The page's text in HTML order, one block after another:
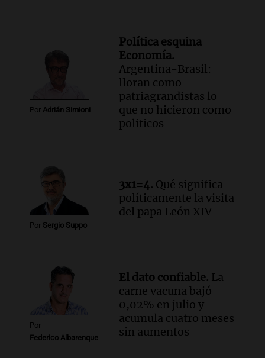
Por Adrián Simioni
Política esquina
Economía.
Argentina-Brasil:
lloran como
patriagrandistas lo
que no hicieron como
politicos
Por Sergio Suppo
3x1=4. Qué significa
políticamente la visita
del papa León XIV
Por
Federico Albarenque
El dato confiable. La
carne vacuna bajó
0,02% en julio y
acumula cuatro meses
sin aumentos